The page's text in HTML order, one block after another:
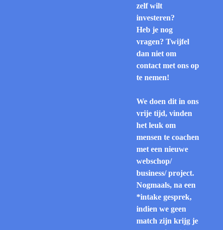
zelf wilt
investeren?
Heb je nog
vragen? Twijfel
dan niet om
contact met ons op
te nemen!
We doen dit in ons
vrije tijd, vinden
het leuk om
mensen te coachen
met een nieuwe
webschop/
business/ project.
Nogmaals, na een
*intake gesprek,
indien we geen
match zijn krijg je